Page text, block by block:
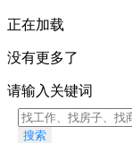
正在加载
没有更多了
请输入关键词
搜索